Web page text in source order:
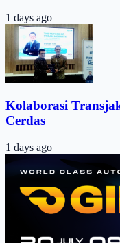
1 days ago
Kolaborasi
Cerdas
1 days ago